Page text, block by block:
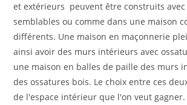
et extérieurs peuvent être construits
semblables ou comme dans une maison
différents. Une maison en maçonnerie
ainsi avoir des murs intérieurs avec
une maison en balles de paille des murs
des ossatures bois. Le choix entre ces
de l'espace intérieur que l'on veut gagner.